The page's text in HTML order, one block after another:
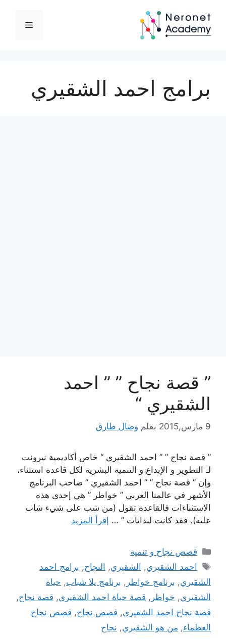
المحتوى
القائمة
برامج احمد الشقيري
” قصة نجاح ” ” احمد
الشقيري “
9 مارس,2015 بقلم وصال طارق
” قصة نجاح ” ” احمد الشقيري “ خاص أكاديمية نيرونت
لـ التطوير و الإبداع و التنمية البشرية لكل قاعدة استثناء،
وإن ” قصة نجاح ” ” احمد الشقيري ” صاحب البرنامج
الأشهر في عالمنا العربي ” خواطر ” هي إحدى هذه
الاستثناءات فالقاعدة تقول (من شب على شيء شاب
عليه). فقد كانت لبدايات ” … إقرأ المزيد
التصنيفات
قصص نجاح و تنمية
الوسوم
احمد الشقيري, الشقيري, النجاح, برامج احمد
الشقيري, برنامج خواطر , برنامج يلا شباب, حياة
الشقيري, خواطر , قصة حياة احمد الشقيري, قصة نجاح,
قصة نجاح احمد الشقيري, قصص نجاح, قصص نجاح
العظماء, من هو الشقيري, نجاح